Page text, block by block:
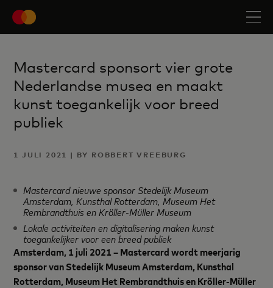
Mastercard sponsort vier grote
Nederlandse musea en maakt
kunst toegankelijk voor breed
publiek
1 JULI 2021 | BY ROBBERT VREEBURG
Mastercard nieuwe sponsor Stedelijk Museum
Amsterdam, Kunsthal Rotterdam, Museum Het
Rembrandthuis en Kröller-Müller Museum
Lokale activiteiten en digitalisering maken kunst
toegankelijker voor een breed publiek
Amsterdam, 1 juli 2021 –Mastercard wordt meerjarig
sponsor van Stedelijk Museum Amsterdam, Kunsthal
Rotterdam, Museum Het Rembrandthuis en Kröller-Müller